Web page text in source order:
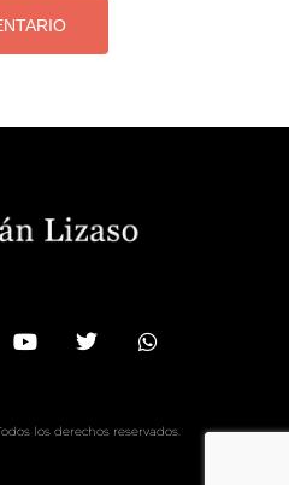
los derechos reservados.